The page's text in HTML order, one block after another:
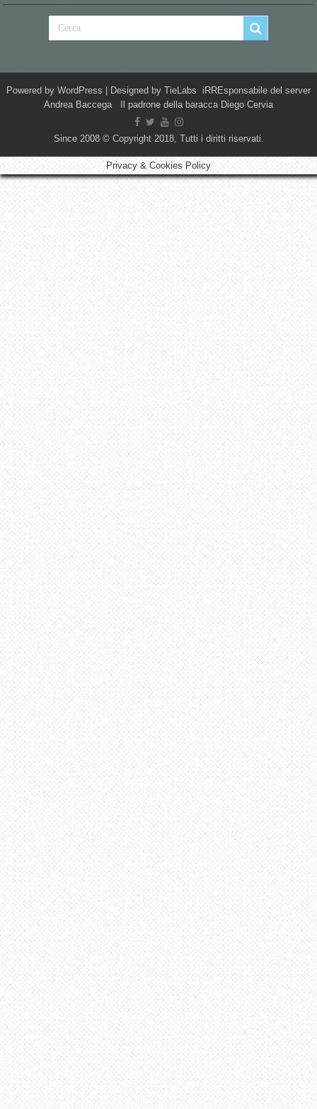
Powered by WordPress | Designed by TieLabs iRREsponsabile del server
Andrea Baccega Il padrone della baracca Diego Cervia
Since 2008 © Copyright 2018, Tutti i diritti riservati.
Privacy & Cookies Policy